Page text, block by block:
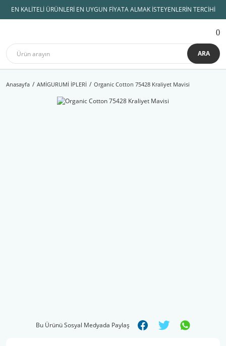
EN KALİTELİ ÜRÜNLERİ EN UYGUN FİYATA ALMAK İSTEYENLERİN TERCİHİ
ARA
Anasayfa AMİGURUMİ İPLERİ Organic Cotton 75428 Kraliyet Mavisi
Bu Ürünü Sosyal Medyada Paylaş